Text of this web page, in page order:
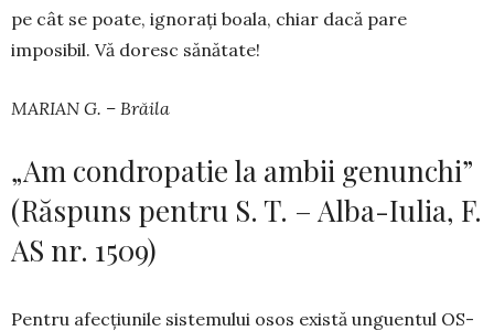
pe cât se poate, ignorați boala, chiar da­că pare
imposibil. Vă doresc sănă­tate!
MARIAN G. – Brăila
„Am condropatie la ambii genunchi”
(Răspuns pentru S. T. – Alba-Iulia, F.
AS nr. 1509)
Pentru afecțiunile sistemului osos există ungu­en­tul OS­